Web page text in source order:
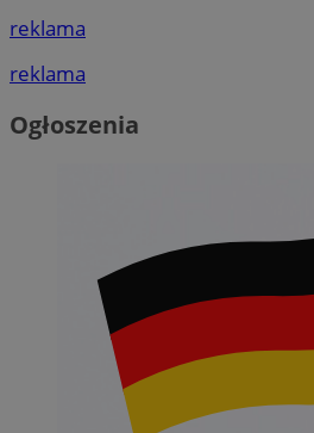
reklama
reklama
Ogłoszenia